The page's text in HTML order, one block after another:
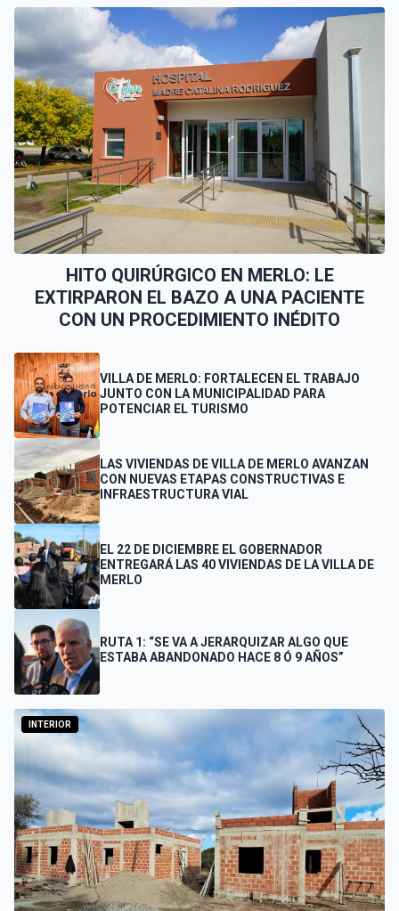
HITO QUIRÚRGICO EN MERLO: LE
EXTIRPARON EL BAZO A UNA PACIENTE
CON UN PROCEDIMIENTO INÉDITO
VILLA DE MERLO: FORTALECEN EL TRABAJO
JUNTO CON LA MUNICIPALIDAD PARA
POTENCIAR EL TURISMO
LAS VIVIENDAS DE VILLA DE MERLO AVANZAN
CON NUEVAS ETAPAS CONSTRUCTIVAS E
INFRAESTRUCTURA VIAL
EL 22 DE DICIEMBRE EL GOBERNADOR
ENTREGARÁ LAS 40 VIVIENDAS DE LA VILLA DE
MERLO
RUTA 1: “SE VA A JERARQUIZAR ALGO QUE
ESTABA ABANDONADO HACE 8 Ó 9 AÑOS”
INTERIOR